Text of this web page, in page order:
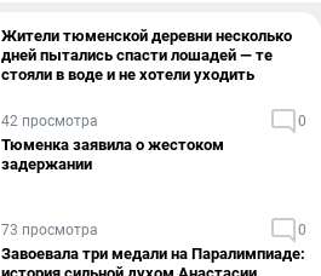
Жители тюменской деревни несколько
дней пытались спасти лошадей — те
стояли в воде и не хотели уходить
42 просмотра 0
Тюменка заявила о жестоком
задержании
73 просмотра 0
Завоевала три медали на Паралимпиаде: